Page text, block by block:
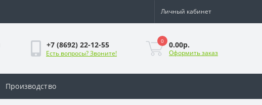
Личный кабинет
+7 (8692) 22-12-55
Есть вопросы? Звоните!
0 0.00р.
Оформить заказ
Производство